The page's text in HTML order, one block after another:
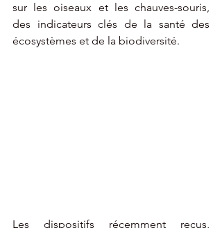
sur les oiseaux et les chauves-souris,
des indicateurs clés de la santé des
écosystèmes et de la biodiversité.
Les dispositifs récemment reçus,